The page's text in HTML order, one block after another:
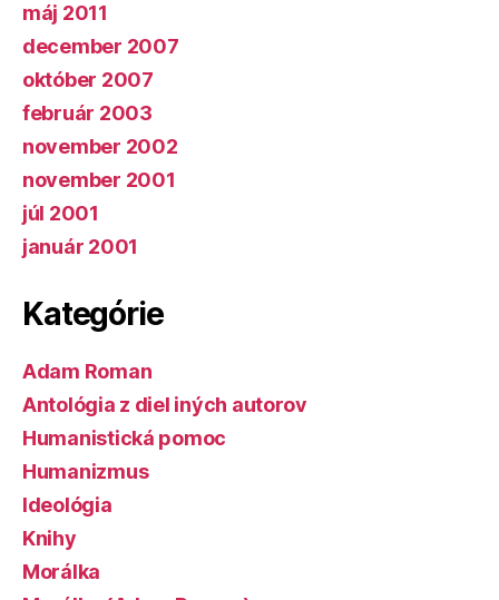
máj 2011
december 2007
október 2007
február 2003
november 2002
november 2001
júl 2001
január 2001
Kategórie
Adam Roman
Antológia z diel iných autorov
Humanistická pomoc
Humanizmus
Ideológia
Knihy
Morálka